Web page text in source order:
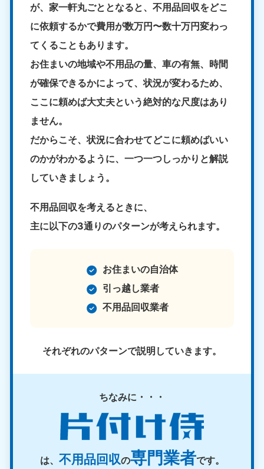
が、家一軒丸ごととなると、 不用品回収をどこ
に依頼するかで費用が数万円〜数十万円変わっ
てくることもあります。
お住まいの地域や不用品の量、車の有無、時間
が確保できるかによって、状況が変わるため、
ここに頼めば大丈夫という絶対的な尺度はあり
ません。
だからこそ、状況に合わせてどこに頼めばいい
のかがわかるように、一つ一つしっかりと解説
していきましょう。
不用品回収を考えるときに、
主に以下の3通りのパターンが考えられます。
お住まいの自治体
引っ越し業者
不用品回収業者
それぞれのパターンで説明していきます。
ちなみに・・・
は、 不用品回収の専門業者です。